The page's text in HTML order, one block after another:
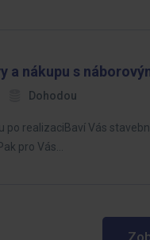
nákupu s
Dohodou
realizaciBaví Vás
pro Vás…